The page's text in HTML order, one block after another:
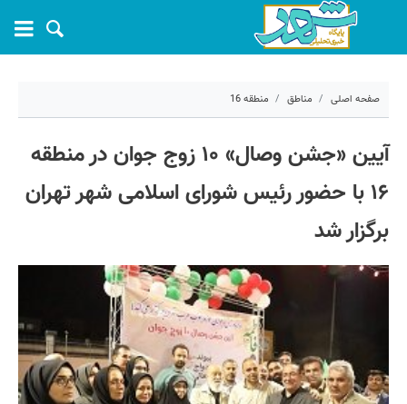
صفحه اصلی مناطق منطقه 16
آیین «جشن وصال» ۱۰ زوج جوان در منطقه
۱۶ با حضور رئیس شورای اسلامی شهر تهران
برگزار شد